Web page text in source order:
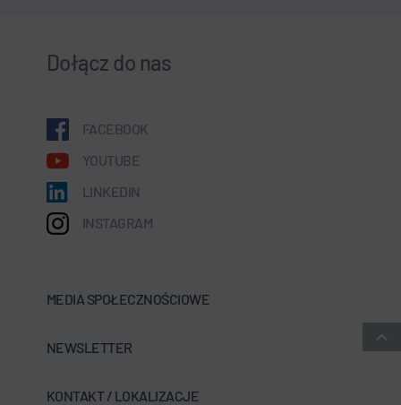
Dołącz do nas
FACEBOOK
YOUTUBE
LINKEDIN
INSTAGRAM
MEDIA SPOŁECZNOŚCIOWE
NEWSLETTER
KONTAKT / LOKALIZACJE